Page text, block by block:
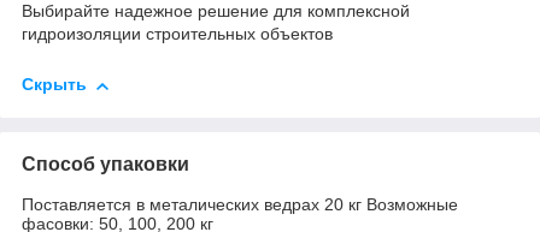
Выбирайте надежное решение для комплексной
гидроизоляции строительных объектов
Скрыть
Способ упаковки
Поставляется в металических ведрах 20 кг Возможные
фасовки: 50, 100, 200 кг